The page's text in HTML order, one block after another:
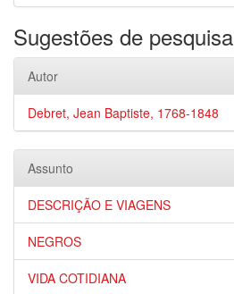
Sugestões de pesquisa
Autor
Debret, Jean Baptiste, 1768-1848
Assunto
DESCRIÇÃO E VIAGENS
NEGROS
VIDA COTIDIANA